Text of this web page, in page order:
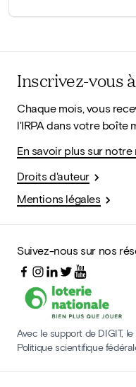
Inscrivez-vous
Chaque mois, vous
l'IRPA dans votre boîte
En savoir plus sur
Droits d'auteur
Mentions légales
Suivez-nous sur nos
Avec le support de DIGIT,
Politique scientifique